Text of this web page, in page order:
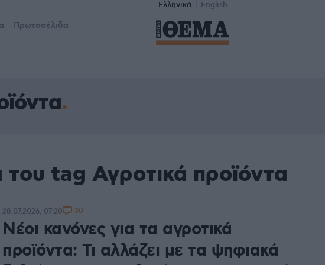
Ελληνικά English
Πρωτοσέλιδα
tag Αγροτικά προϊόντα
Νέοι κανόνες για τα αγροτικά
προϊόντα: Τι αλλάζει με τα ψηφιακά
28.07.2026, 07:20 30